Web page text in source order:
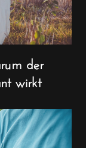
der
wirkt